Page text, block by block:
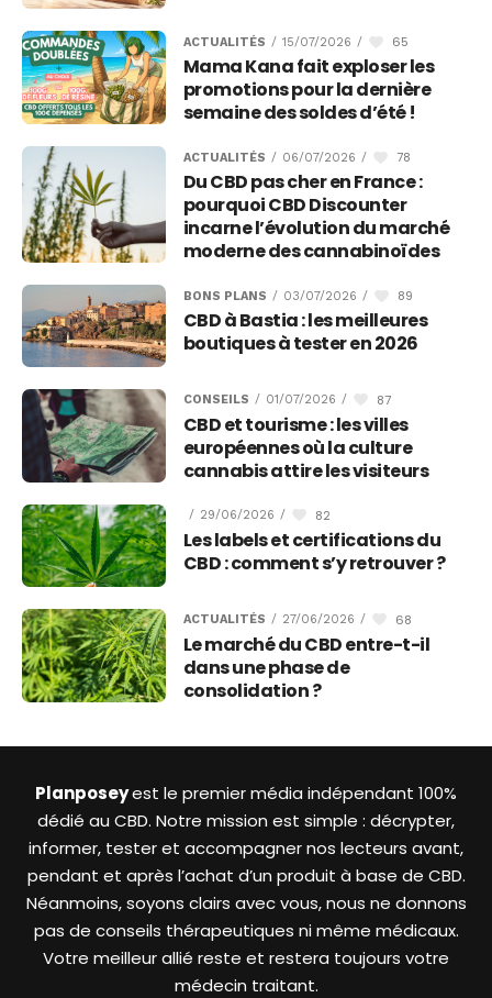
ACTUALITÉS / 15/07/2026 / 65
Mama Kana fait exploser les
promotions pour la dernière
semaine des soldes d’été !
ACTUALITÉS / 06/07/2026 / 78
Du CBD pas cher en France :
pourquoi CBD Discounter
incarne l’évolution du marché
moderne des cannabinoïdes
BONS PLANS / 03/07/2026 / 89
CBD à Bastia : les meilleures
boutiques à tester en 2026
CONSEILS / 01/07/2026 / 87
CBD et tourisme : les villes
européennes où la culture
cannabis attire les visiteurs
/ 29/06/2026 / 82
Les labels et certifications du
CBD : comment s’y retrouver ?
ACTUALITÉS / 27/06/2026 / 68
Le marché du CBD entre-t-il
dans une phase de
consolidation ?
Planposeyest le premier média indépendant 100%
dédié au CBD. Notre mission est simple : décrypter,
informer, tester et accompagner nos lecteurs avant,
pendant et après l’achat d’un produit à base de CBD.
Néanmoins, soyons clairs avec vous, nous ne donnons
pas de conseils thérapeutiques ni même médicaux.
Votre meilleur allié reste et restera toujours votre
médecin traitant.